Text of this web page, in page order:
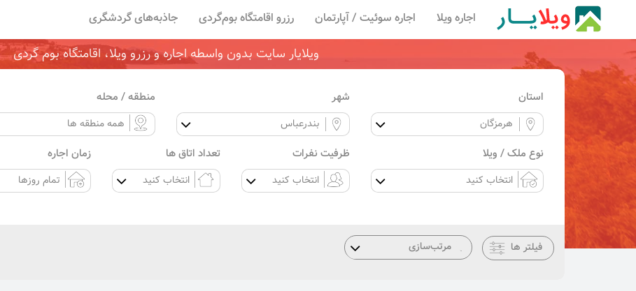
اجاره ویلا اجاره سوئیت / آپارتمان رزرو اقامتگاه بوم‌گردی جاذبه‌های گردشگری
ویلایار سایت بدون واسطه اجاره و رزرو ویلا، اقامتگاه بوم گردی
استان شهر منطقه / محله
نوع ملک / ویلا ظرفیت نفرات تعداد اتاق ها زمان اجاره
فیلتر ها